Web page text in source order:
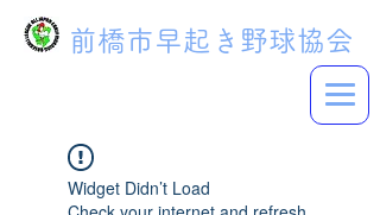
前橋市早起き野球協会
Widget Didn’t Load